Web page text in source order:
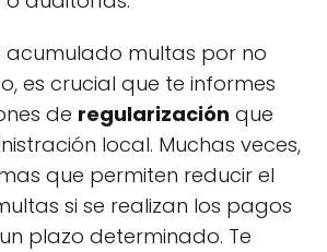
acumulado multas por no
es crucial que te informes
de regularización que
local. Muchas veces,
que permiten reducir el
si se realizan los pagos
plazo determinado. Te